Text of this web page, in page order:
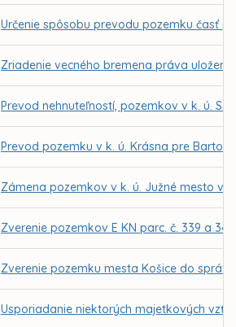
Určenie spôsobu prevodu pozemku časť
Zriadenie vecného bremena práva
Prevod nehnuteľností, pozemkov v k. ú.
Prevod pozemku v k. ú. Krásna pre
Zámena pozemkov v k. ú. Južné mesto vo
Zverenie pozemkov E KN parc. č. 339 a
Zverenie pozemku mesta Košice do
Usporiadanie niektorých majetkových